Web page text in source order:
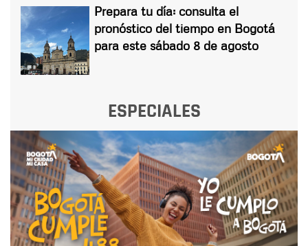
Prepara tu día: consulta el
pronóstico del tiempo en Bogotá
para este sábado 8 de agosto
ESPECIALES